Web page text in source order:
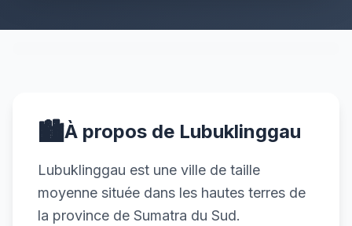
🏙️À propos de Lubuklinggau
Lubuklinggau est une ville de taille
moyenne située dans les hautes terres de
la province de Sumatra du Sud.